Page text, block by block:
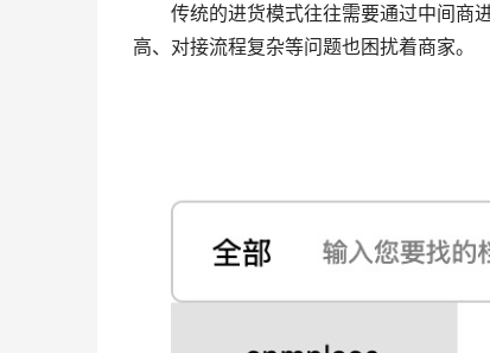
传统的进货模式往往需要通过中间商
高、对接流程复杂等问题也困扰着商家。